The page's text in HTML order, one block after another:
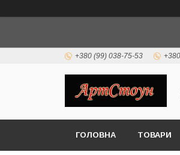
+380 (99) 038-75-53
ГОЛОВНА ТОВАРИ